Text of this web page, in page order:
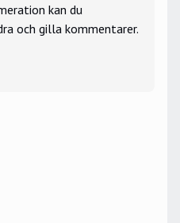
kan du
och gilla kommentarer.